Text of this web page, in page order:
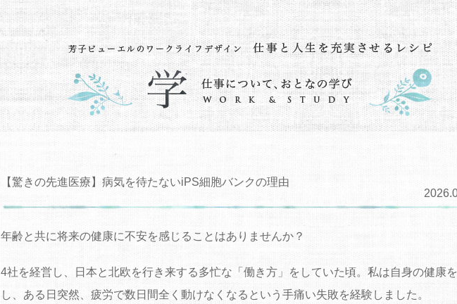
【驚きの先進医療】病気を待たないiPS細胞バンクの理由
年齢と共に将来の健康に不安を感じることはありませんか？
4社を経営し、日本と北欧を行き来する多忙な「働き方」をしていた頃。私は自身の健康
し、ある日突然、疲労で数日間全く動けなくなるという手痛い失敗を経験しました。